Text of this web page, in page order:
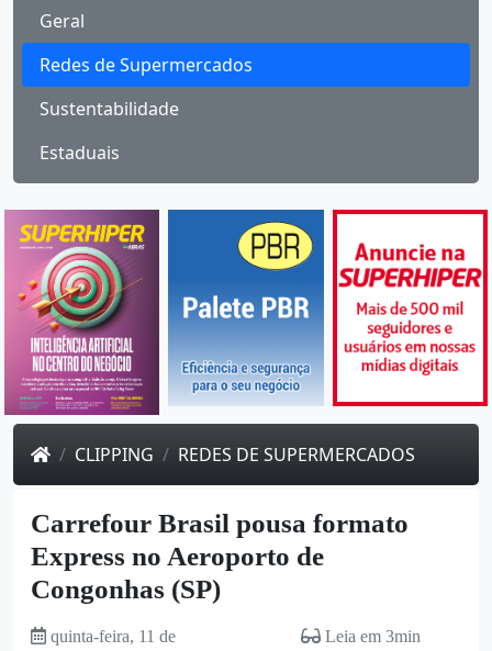
Geral
Redes de Supermercados
Sustentabilidade
Estaduais
CLIPPING REDES DE SUPERMERCADOS
Carrefour Brasil pousa formato
Express no Aeroporto de
Congonhas (SP)
quinta-feira, 11 de
Leia em 3min